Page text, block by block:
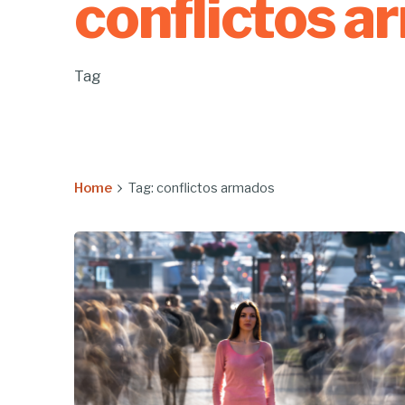
conflictos
Tag
Home Tag: conflictos armados